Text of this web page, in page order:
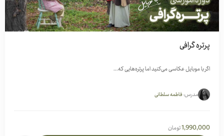
پرتره گرافی
اگر با موبایل عکاسی می‌کنید اما پرتره‌هایی که...
مدرس:فاطمه سلطانی
1,990,000تومان